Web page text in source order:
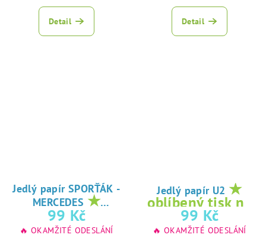
Detail Detail
Jedlý papír SPORŤÁK -
MERCEDES ★
oblíbený tisk na
jedlý papír
99 Kč
🔥 OKAMŽITÉ ODESLÁNÍ
Jedlý papír U2 ★
oblíbený tisk na
jedlý papír
99 Kč
🔥 OKAMŽITÉ ODESLÁNÍ